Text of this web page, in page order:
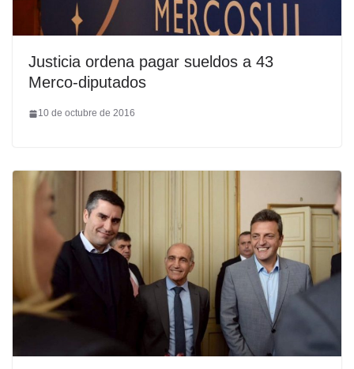
Justicia ordena pagar sueldos a 43
Merco-diputados
10 de octubre de 2016